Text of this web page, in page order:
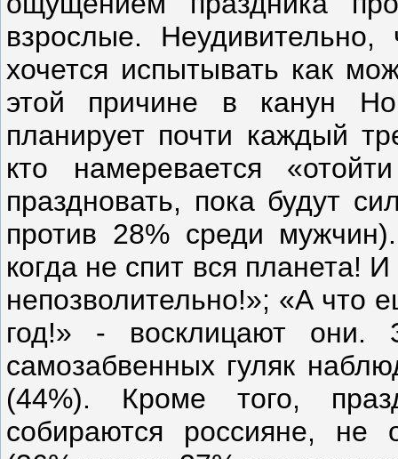
взрослые.
хочется испытывать как
этой причине в канун
планирует почти каждый
кто намеревается
праздновать, пока будут
против 28% среди
когда не спит вся планета!
непозволительно!»; «А что
год!» - восклицают они.
самозабвенных гуляк
(44%). Кроме того,
собираются россияне, не